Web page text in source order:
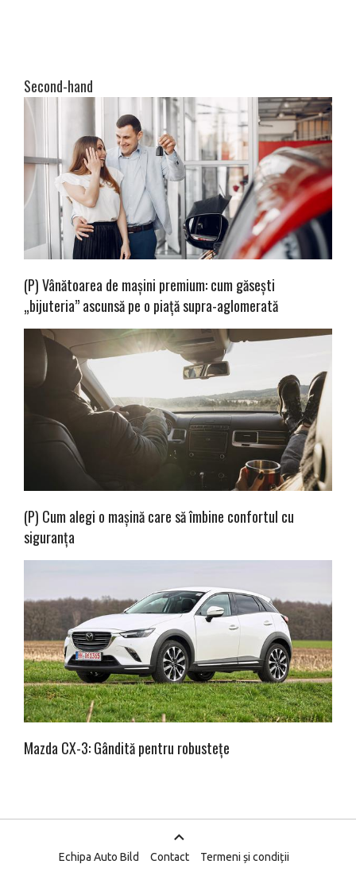
Second-hand
(P) Vânătoarea de mașini premium: cum găsești
„bijuteria” ascunsă pe o piață supra-aglomerată
(P) Cum alegi o mașină care să îmbine confortul cu
siguranța
Mazda CX-3: Gândită pentru robustețe
Echipa Auto Bild Contact
Termeni și condiții